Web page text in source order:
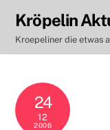
content
Kröpelin
Kroepeliner die etwas
24
12
2006